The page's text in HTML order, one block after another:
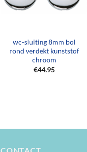
wc-sluiting 8mm bol
rond verdekt kunststof
chroom
€44.95